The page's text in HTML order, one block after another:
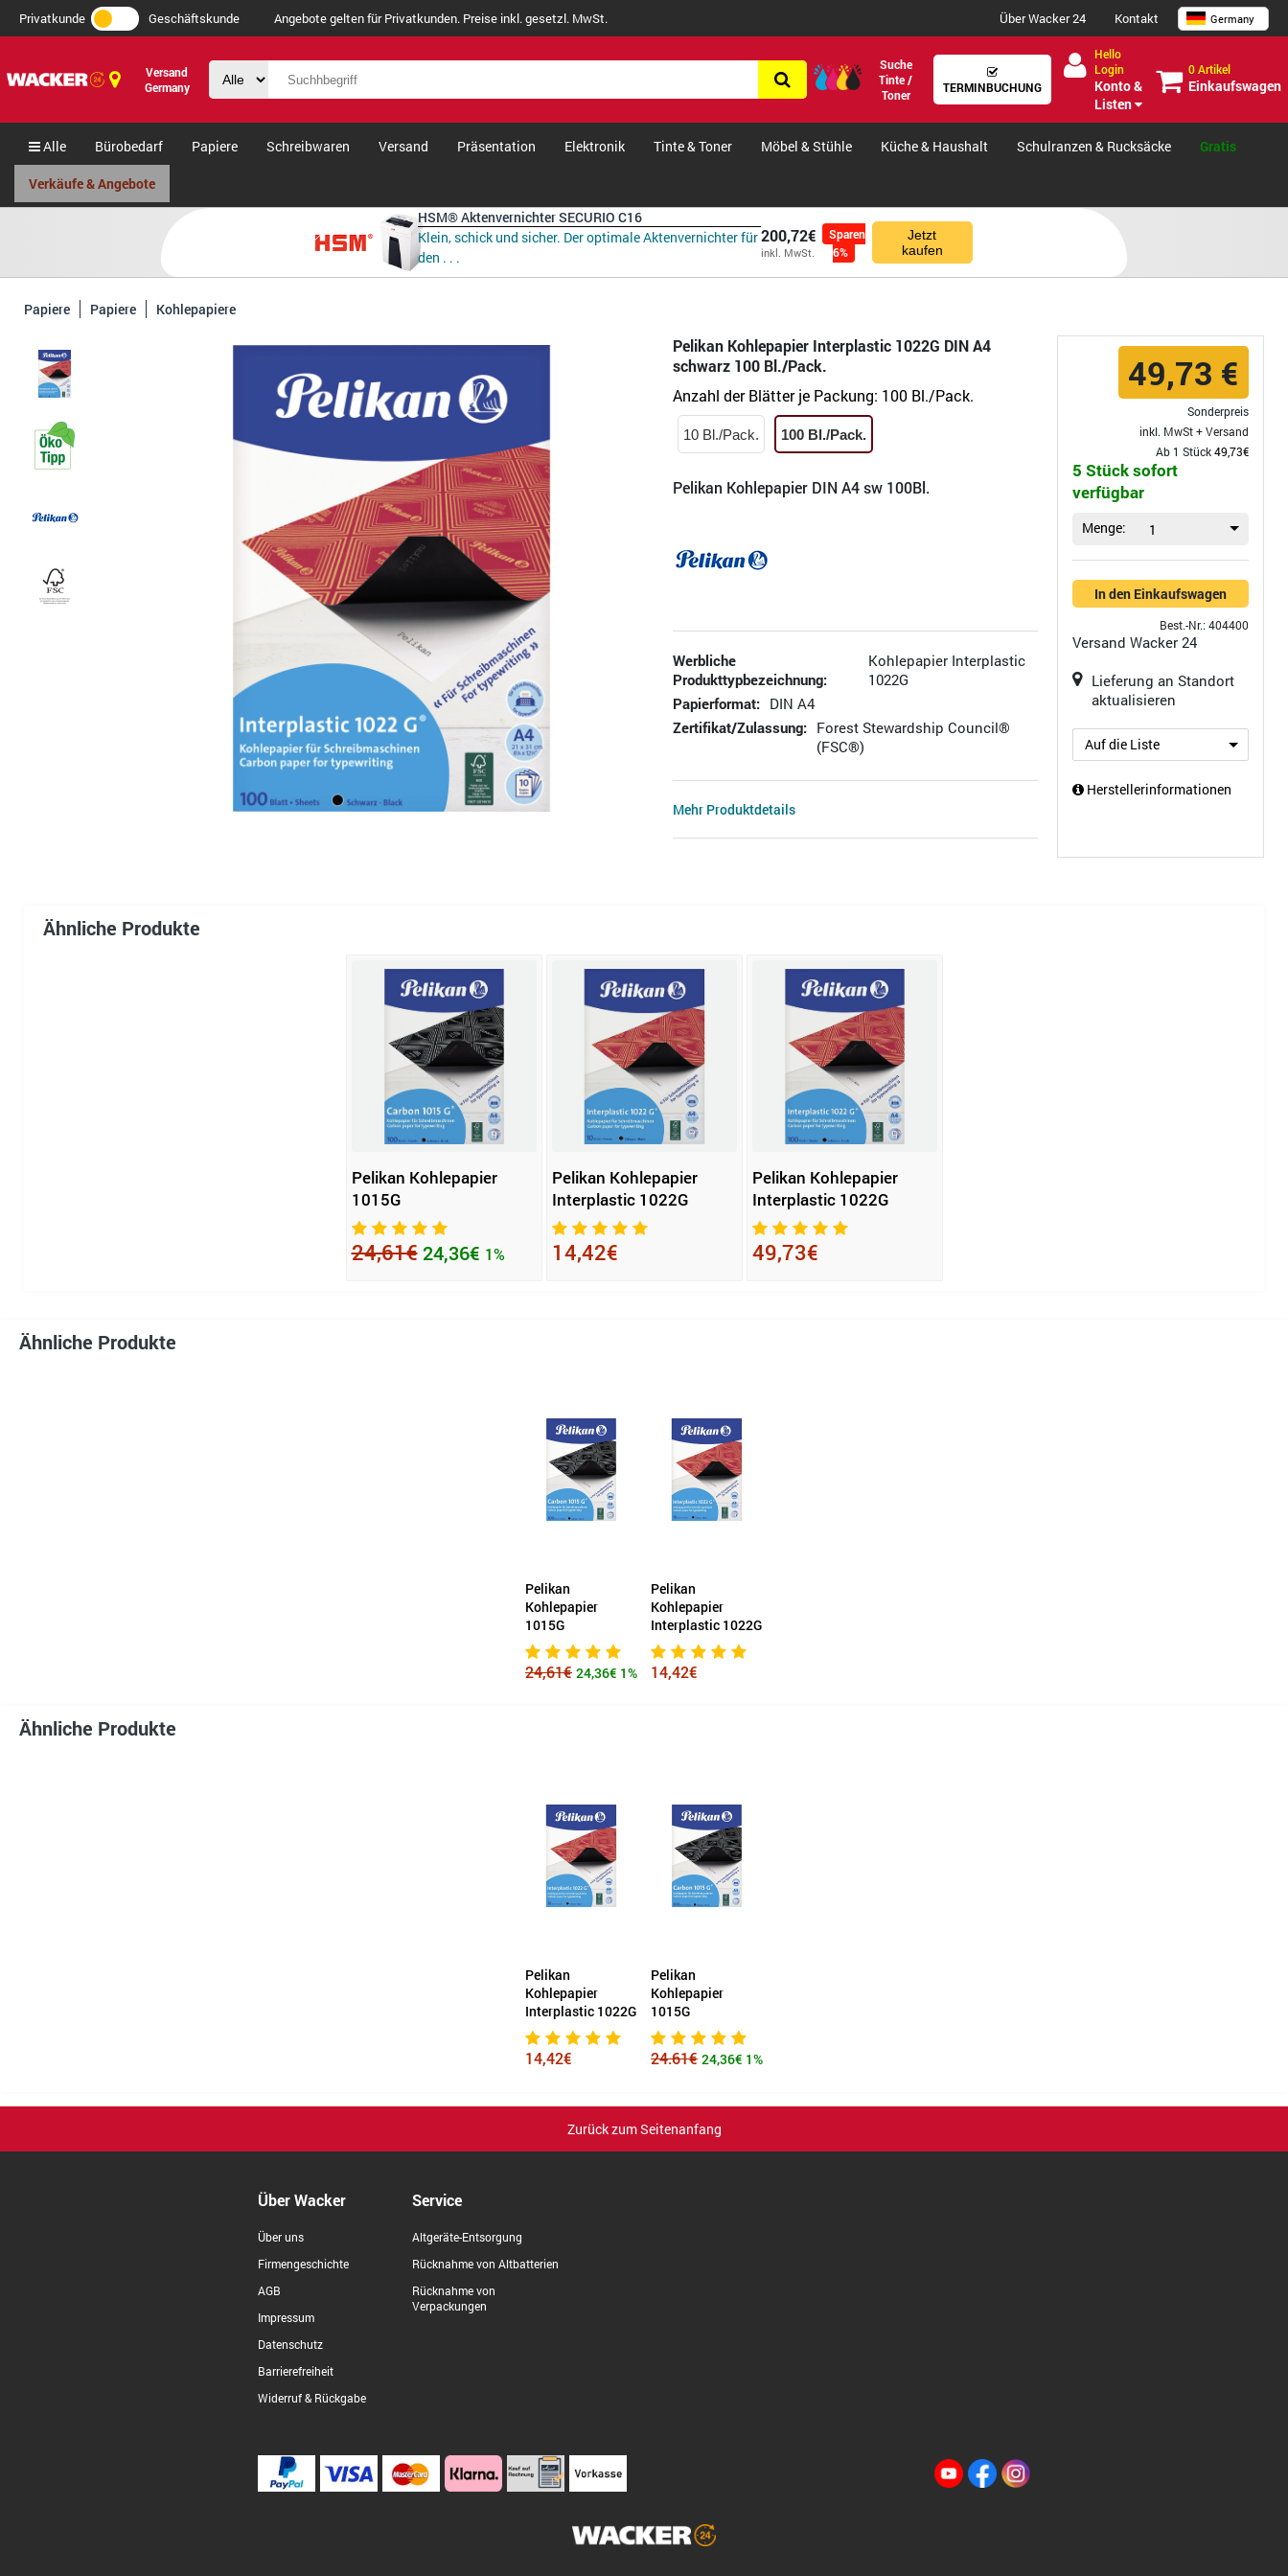
Privatkunde Geschäftskunde Angebote gelten für Privatkunden. Preise inkl. gesetzl. MwSt. Über Wacker 24 Kontakt Germany
Versand
Germany
Suche
Tinte /
Toner
TERMINBUCHUNG
Hello
Login
Konto &
Listen
0 Artikel
Einkaufswagen
Alle Bürobedarf Papiere Schreibwaren Versand Präsentation Elektronik Tinte & Toner Möbel & Stühle Küche & Haushalt Schulranzen & Rucksäcke Gratis
Verkäufe & Angebote
HSM® Aktenvernichter SECURIO C16
Klein, schick und sicher. Der optimale Aktenvernichter für
den . . .
200,72€
inkl. MwSt.
Sparen
6%
Jetzt
kaufen
Papiere Papiere Kohlepapiere
Pelikan Kohlepapier Interplastic 1022G DIN A4
schwarz 100 Bl./Pack.
Anzahl der Blätter je Packung: 100 Bl./Pack.
10 Bl./Pack. 100 Bl./Pack.
Pelikan Kohlepapier DIN A4 sw 100Bl.
Werbliche
Produkttypbezeichnung:
Kohlepapier Interplastic
1022G
Papierformat: DIN A4
Zertifikat/Zulassung: Forest Stewardship Council®
(FSC®)
Mehr Produktdetails
49,73 €
Sonderpreis
inkl. MwSt +Versand
Ab 1 Stück49,73€
5 Stück sofort
verfügbar
Menge: 1
In den Einkaufswagen
Best.-Nr.: 404400
Versand Wacker 24
Lieferung an Standort
aktualisieren
Auf die Liste
Herstellerinformationen
Ähnliche Produkte
Pelikan Kohlepapier
1015G
24,61€ 24,36€ 1%
Pelikan Kohlepapier
Interplastic 1022G
14,42€
Pelikan Kohlepapier
Interplastic 1022G
49,73€
Ähnliche Produkte
Pelikan
Kohlepapier
1015G
24,61€ 24,36€ 1%
Pelikan
Kohlepapier
Interplastic 1022G
14,42€
Ähnliche Produkte
Pelikan
Kohlepapier
Interplastic 1022G
14,42€
Pelikan
Kohlepapier
1015G
24.61€ 24,36€ 1%
Zurück zum Seitenanfang
Über Wacker
Über uns
Firmengeschichte
AGB
Impressum
Datenschutz
Barrierefreiheit
Widerruf & Rückgabe
Service
Altgeräte-Entsorgung
Rücknahme von Altbatterien
Rücknahme von
Verpackungen